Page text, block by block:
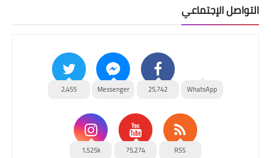
التواصل الإجتماعي
WhatsApp
25,742
Messenger
2,455
RSS
75,274
1,525k